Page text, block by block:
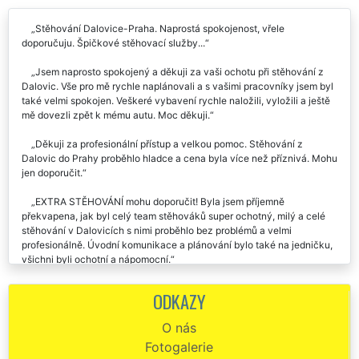
Stěhování Dalovice-Praha. Naprostá spokojenost, vřele
doporučuju. Špičkové stěhovací služby...
Jsem naprosto spokojený a děkuji za vaši ochotu při stěhování z
Dalovic. Vše pro mě rychle naplánovali a s vašimi pracovníky jsem byl
také velmi spokojen. Veškeré vybavení rychle naložili, vyložili a ještě
mě dovezli zpět k mému autu. Moc děkuji.
Děkuji za profesionální přístup a velkou pomoc. Stěhování z
Dalovic do Prahy proběhlo hladce a cena byla více než příznivá. Mohu
jen doporučit.
EXTRA STĚHOVÁNÍ mohu doporučit! Byla jsem příjemně
překvapena, jak byl celý team stěhováků super ochotný, milý a celé
stěhování v Dalovicích s nimi proběhlo bez problémů a velmi
profesionálně. Úvodní komunikace a plánování bylo také na jedničku,
všichni byli ochotní a nápomocní.
Moc děkuji za zajištění a poskytnutí stěhování z Prahy do Dalovic.
Byla jsem velmi mile překvapena nejen samotným průběhem
společnosti EXTRA STĚHOVÁNÍ. Rozhodně doporučuji, a budu
doporučovat tyto stěhováky.
ODKAZY
O nás
Fotogalerie